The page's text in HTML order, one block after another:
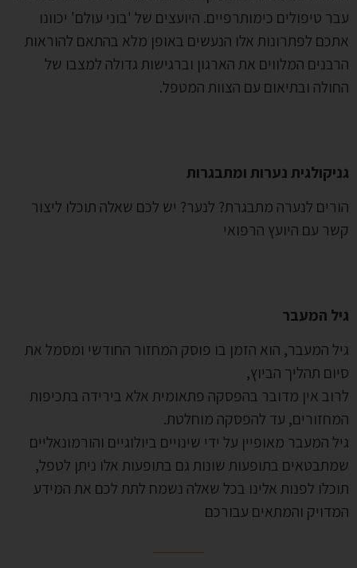
טיפולים כימותרפיים. היועצים של 'בוני עולם' יכוונו
לפתרונות אלו הנעשים באופן מלא בהתאם להוראות
המלווים את הארגון וברגישות גדולה למצבו של
ובתיאום עם הצוות המטפל.
נערות ומתבגרות
לנערה מתבגרת? לנער? יש לכם שאלה תוכלו ליצור
עם היועץ הרפואי
המעבר
המעבר, הוא הזמן בו פוסק המחזור החודשי ומסמל את
תהליך הביוץ,
אין מדובר בהפסקה פתאומית אלא בירידה בתכיפות
עד להפסקה מוחלטת.
המעבר מאופיין על ידי שינויים ביולוגיים והורמונאליים
בתופעות שונות גם בתופעות אלו ניתן לטפל,
לפנות אלינו בכל שאלה נשמח לתת לכם את המידע
והמתאים עבורכם